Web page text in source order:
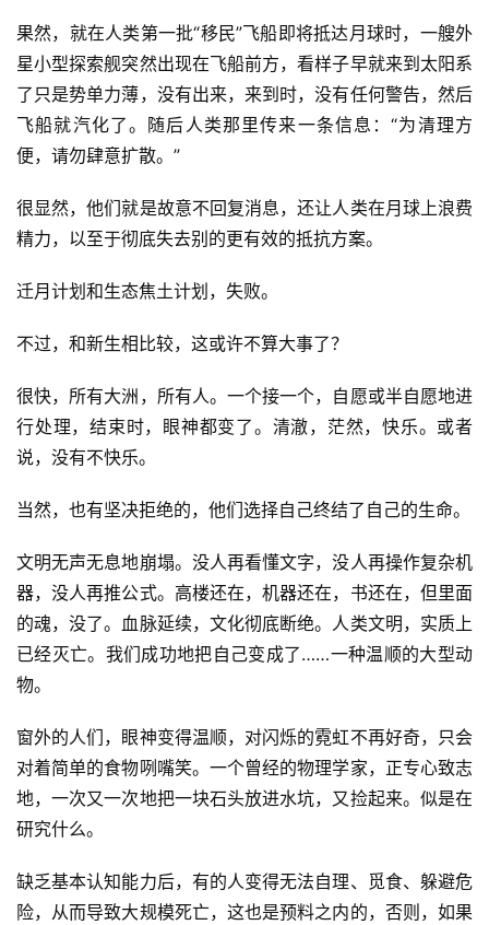
幻
资
讯
题
科
小
库
登录 注册
果然，就在人类第一批“移民”飞船即将抵达月球时，一艘外
星小型探索舰突然出现在飞船前方，看样子早就来到太阳系
了只是势单力薄，没有出来，来到时，没有任何警告，然后
飞船就汽化了。随后人类那里传来一条信息：“为清理方
便，请勿肆意扩散。”
很显然，他们就是故意不回复消息，还让人类在月球上浪费
精力，以至于彻底失去别的更有效的抵抗方案。
迁月计划和生态焦土计划，失败。
不过，和新生相比较，这或许不算大事了？
很快，所有大洲，所有人。一个接一个，自愿或半自愿地进
行处理，结束时，眼神都变了。清澈，茫然，快乐。或者
说，没有不快乐。
当然，也有坚决拒绝的，他们选择自己终结了自己的生命。
文明无声无息地崩塌。没人再看懂文字，没人再操作复杂机
器，没人再推公式。高楼还在，机器还在，书还在，但里面
的魂，没了。血脉延续，文化彻底断绝。人类文明，实质上
已经灭亡。我们成功地把自己变成了……一种温顺的大型动
物。
窗外的人们，眼神变得温顺，对闪烁的霓虹不再好奇，只会
对着简单的食物咧嘴笑。一个曾经的物理学家，正专心致志
地，一次又一次地把一块石头放进水坑，又捡起来。似是在
研究什么。
缺乏基本认知能力后，有的人变得无法自理、觅食、躲避危
险，从而导致大规模死亡，这也是预料之内的，否则，如果